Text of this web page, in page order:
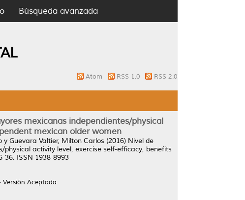
Búsqueda avanzada
Atom RSS 1.0 RSS 2.0
mexicanas independientes/physical
mexican older women
y Guevara Valtier, Milton Carlos (2016) Nivel de
activity level, exercise self-efficacy, benefits
36. ISSN 1938-8993
Aceptada